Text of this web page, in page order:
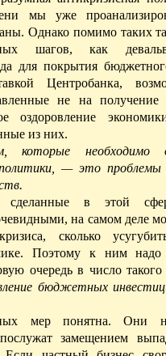
мы уже
Однако помимо таких
шагов, как
для покрытия
Центробанка,
не на получение
оздоровление
из них.
которые необходимо
— это проблемы
сделанные в этой
на самом деле
сколько
Поэтому к ним надо
очередь в число
бюджетных
мер понятна. Они
замещением